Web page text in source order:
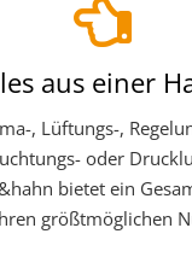
aus einer
, Lüftungs-,
oder
bietet ein
größtmöglichen